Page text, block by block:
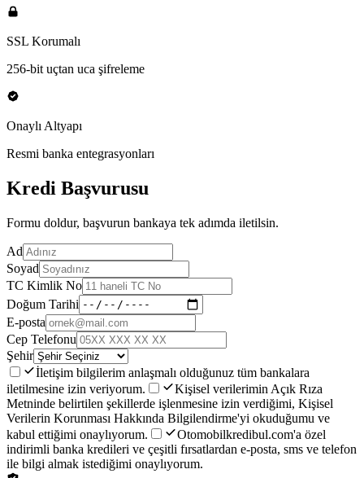
SSL Korumalı
256-bit uçtan uca şifreleme
Onaylı Altyapı
Resmi banka entegrasyonları
Kredi Başvurusu
Formu doldur, başvurun bankaya tek adımda iletilsin.
Ad
Soyad
TC Kimlik No
Doğum Tarihi
E-posta
Cep Telefonu
Şehir
İletişim bilgilerim anlaşmalı olduğunuz tüm bankalara
iletilmesine izin veriyorum.
Kişisel verilerimin Açık Rıza
Metninde belirtilen şekillerde işlenmesine izin verdiğimi, Kişisel
Verilerin Korunması Hakkında Bilgilendirme'yi okuduğumu ve
kabul ettiğimi onaylıyorum.
Otomobilkredibul.com'a özel
indirimli banka kredileri ve çeşitli fırsatlardan e-posta, sms ve telefon
ile bilgi almak istediğimi onaylıyorum.